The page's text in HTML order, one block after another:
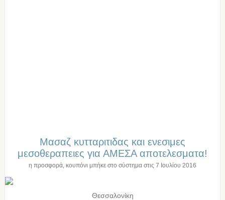
Μασαζ κυτταριτιδας και ενεσιμες
μεσοθεραπειες για ΑΜΕΣΑ αποτελεσματα!
η προσφορά, κουπόνι μπήκε στο σύστημα στις 7 Ιουλίου 2016
Θεσσαλονίκη